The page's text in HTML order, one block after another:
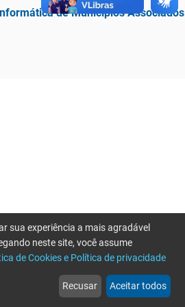
de Municípios Associados
web
Notícias
more_horiz
Mais
sua experiência a mais agradável
neste site, você assume
de Cookies e Política de privacidade
Recusar Aceitar todos
por favor tente novamente